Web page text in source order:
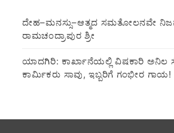
ದೇಹ–ಮನಸ್ಸು–ಆತ್ಮದ ಸಮತೋಲನವೇ
ರಾಮಚಂದ್ರಾಪುರ ಶ್ರೀ
ಯಾದಗಿರಿ: ಕಾರ್ಖಾನೆಯಲ್ಲಿ ವಿಷಕಾರಿ ಅನಿಲ
ಕಾರ್ಮಿಕರು ಸಾವು, ಇಬ್ಬರಿಗೆ ಗಂಭೀರ ಗಾಯ!